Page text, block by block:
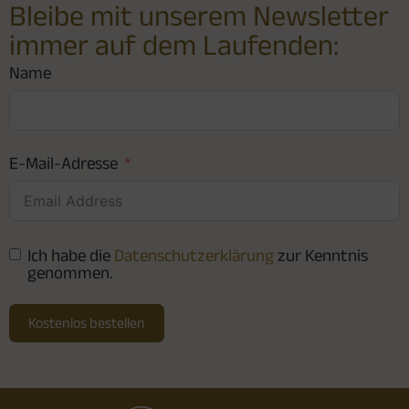
Bleibe mit unserem Newsletter
immer auf dem Laufenden:
Name
E-Mail-Adresse
Ich habe die Datenschutzerklärung zur Kenntnis
genommen.
Kostenlos bestellen